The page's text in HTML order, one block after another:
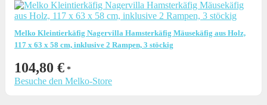
Melko Kleintierkäfig Nagervilla Hamsterkäfig Mäusekäfig aus Holz,
117 x 63 x 58 cm, inklusive 2 Rampen, 3 stöckig
104,80 €
Besuche den Melko-Store